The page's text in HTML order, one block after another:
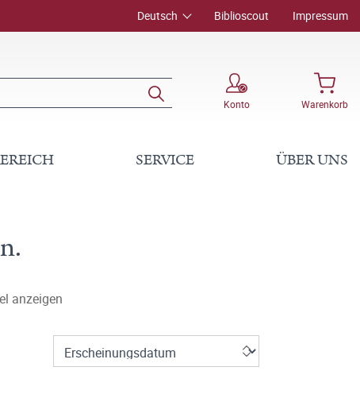
Deutsch Biblioscout Impressum
Konto Warenkorb
SERVICE ÜBER UNS
anzeigen